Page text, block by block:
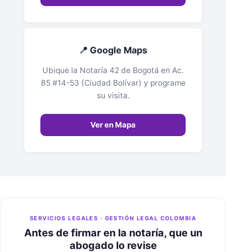
📍 Google Maps
Ubique la Notaría 42 de Bogotá en Ac.
85 #14-53 (Ciudad Bolívar) y programe
su visita.
Ver en Mapa
SERVICIOS LEGALES · GESTIÓN LEGAL COLOMBIA
Antes de firmar en la notaría, que un
abogado lo revise